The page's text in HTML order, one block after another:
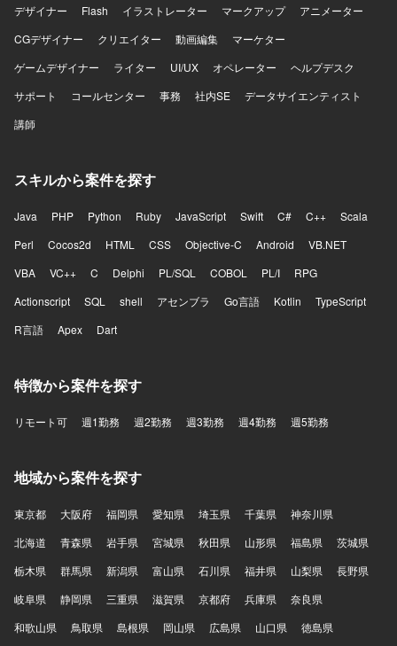
思決定に関わる経験を積むことができます。 【開発環境】
Slack、Notion、BigQuery、Looker Studio、Figma、AIツー
デザイナー
Flash イラストレーター マークアップ
アニメーター
CGデザイナー
クリエイター 動画編集
マーケター
ゲームデザイナー
ライター UI/UX オペレーター
ヘルプデスク
サポート
コールセンター 事務 社内SE
データサイエンティスト
講師
スキルから案件を探す
Java PHP Python Ruby JavaScript Swift C# C++
Scala
Perl
Cocos2d HTML CSS Objective-C Android
VB.NET
VBA
VC++ C Delphi PL/SQL COBOL PL/I
RPG
Actionscript
SQL shell アセンブラ Go言語 Kotlin
TypeScript
R言語
Apex Dart
特徴から案件を探す
リモート可 週1勤務 週2勤務 週3勤務 週4勤務 週5勤務
地域から案件を探す
東京都 大阪府 福岡県 愛知県 埼玉県 千葉県
神奈川県
北海道
青森県 岩手県 宮城県 秋田県 山形県 福島県
茨城県
栃木県
群馬県 新潟県 富山県 石川県 福井県 山梨県
長野県
岐阜県
静岡県 三重県 滋賀県 京都府 兵庫県
奈良県
和歌山県
鳥取県 島根県 岡山県 広島県 山口県 徳島県